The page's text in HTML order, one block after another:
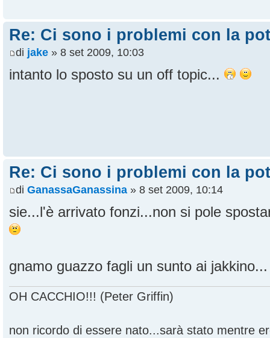
Re: Ci sono i problemi con la
di jake » 8 set 2009, 10:03
intanto lo sposto su un off topic...
Re: Ci sono i problemi con la
di GanassaGanassina » 8 set 2009, 10:14
sie...l'è arrivato fonzi...non si pole
gnamo guazzo fagli un sunto ai
OH CACCHIO!!! (Peter Griffin)
non ricordo di essere nato...sarà stato mentre